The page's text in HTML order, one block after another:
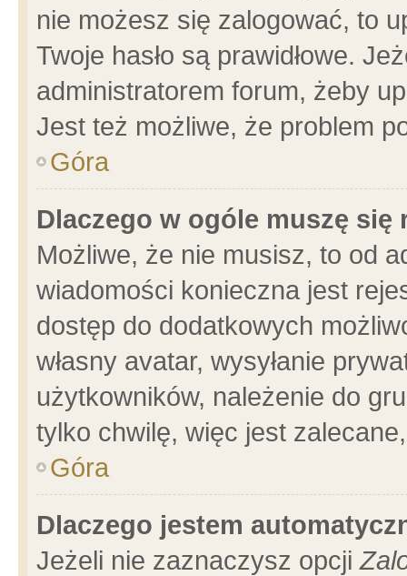
nie możesz się zalogować, to
Twoje hasło są prawidłowe.
administratorem forum, żeby
Jest też możliwe, że problem
Góra
Dlaczego w ogóle muszę się
Możliwe, że nie musisz, to od
wiadomości konieczna jest
dostęp do dodatkowych
własny avatar, wysyłanie
użytkowników, należenie do
tylko chwilę, więc jest
Góra
Dlaczego jestem
Jeżeli nie zaznaczysz opcji